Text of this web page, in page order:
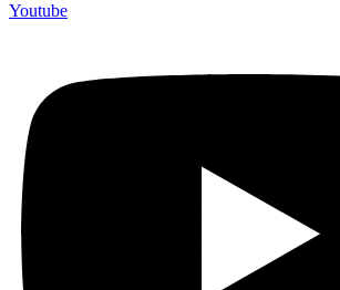
Youtube